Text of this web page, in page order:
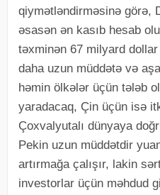
qiymətləndirməsinə görə,
əsasən ən kasıb hesab
təxminən 67 milyard
daha uzun müddətə və
həmin ölkələr üçün tələb
yaradacaq, Çin üçün isə
Çoxvalyutalı dünyaya
Pekin uzun müddətdir
artırmağa çalışır, lakin
investorlar üçün məhdud